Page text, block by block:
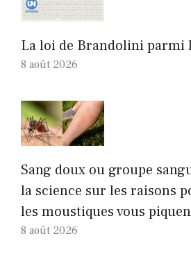
La loi de Brandolini parmi
8 août 2026
Sang doux ou groupe
la science sur les raisons
les moustiques vous
8 août 2026